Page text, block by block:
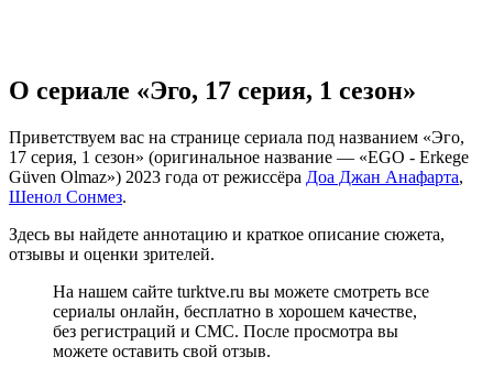
О сериале «Эго, 17 серия, 1 сезон»
Приветствуем вас на странице сериала под названием «Эго,
17 серия, 1 сезон» (оригинальное название — «EGO - Erkege
Güven Olmaz») 2023 года от режиссёра Доа Джан Анафарта,
Шенол Сонмез.
Здесь вы найдете аннотацию и краткое описание сюжета,
отзывы и оценки зрителей.
На нашем сайте turktve.ru вы можете смотреть все
сериалы онлайн, бесплатно в хорошем качестве,
без регистраций и СМС. После просмотра вы
можете оставить свой отзыв.